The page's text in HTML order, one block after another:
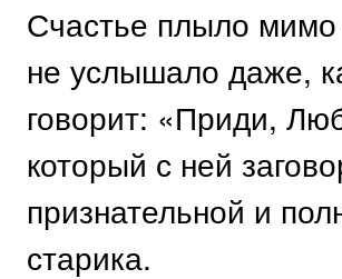
Счастье плыло мимо
не услышало даже,
говорит: «Приди,
который с ней
признательной и
старика.